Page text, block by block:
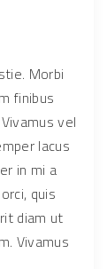
Morbi
finibus
vel
lacus
in mi a
quis
diam ut
Vivamus